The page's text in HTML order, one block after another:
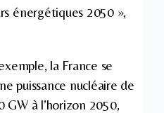
énergétiques 2050 »,
la France se
puissance nucléaire de
GW à l’horizon 2050,